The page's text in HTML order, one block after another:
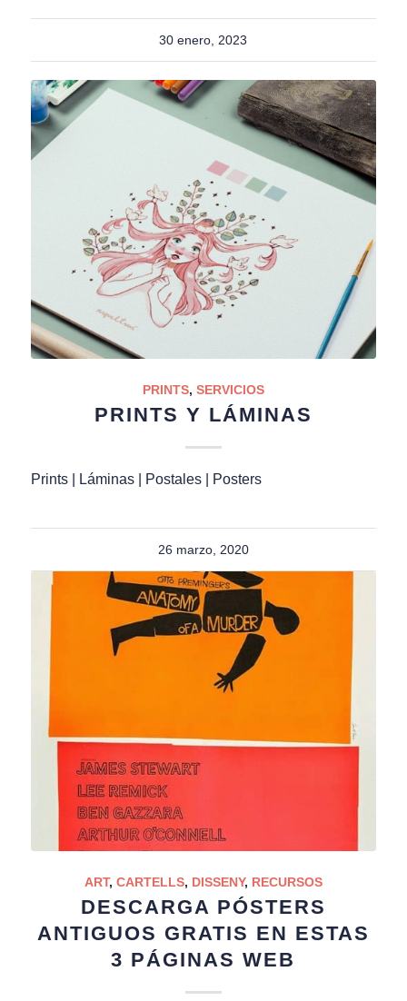
30 enero, 2023
PRINTS, SERVICIOS
PRINTS Y LÁMINAS
Prints | Láminas | Postales | Posters
26 marzo, 2020
ART, CARTELLS, DISSENY, RECURSOS
DESCARGA PÓSTERS
ANTIGUOS GRATIS EN ESTAS
3 PÁGINAS WEB